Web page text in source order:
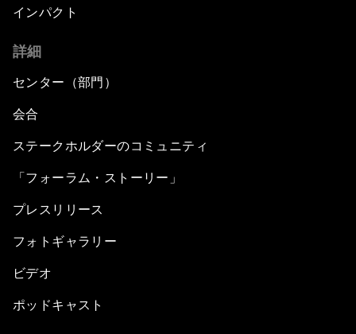
インパクト
詳細
センター（部門）
会合
ステークホルダーのコミュニティ
「フォーラム・ストーリー」
プレスリリース
フォトギャラリー
ビデオ
ポッドキャスト